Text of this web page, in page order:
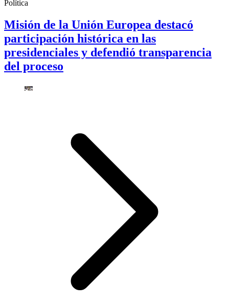
Política
Misión de la Unión Europea destacó
participación histórica en las
presidenciales y defendió transparencia
del proceso